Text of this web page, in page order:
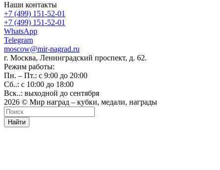
Наши контакты
+7 (499) 151-52-01
+7 (499) 151-52-01
WhatsApp
Telegram
moscow@mir-nagrad.ru
г. Москва, Ленинградский проспект, д. 62.
Режим работы:
Пн. – Пт.: с 9:00 до 20:00
Сб..: с 10:00 до 18:00
Вск..: выходной до сентября
2026 © Мир наград – кубки, медали, награды
Найти